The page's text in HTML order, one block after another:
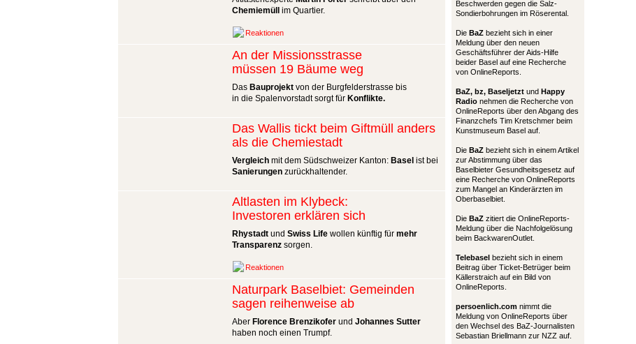
Chemiemüll
im Quartier.
Reaktionen
An der Missionsstrasse
müssen 19 Bäume weg
Das Bauprojekt von der Burgfelderstrasse bis
in die Spalenvorstadt sorgt für Konflikte.
Das Wallis tickt beim Giftmüll anders
als die Chemiestadt
Vergleich mit dem Südschweizer Kanton: Basel ist bei
Sanierungen zurückhaltender.
Altlasten im Klybeck:
Investoren erklären sich
Rhystadt und Swiss Life wollen künftig für mehr
Transparenz sorgen.
Reaktionen
Naturpark Baselbiet: Gemeinden
sagen reihenweise ab
Aber Florence Brenzikofer und Johannes Sutter
haben noch einen Trumpf.
Beschwerden gegen die Salz-
Sondierbohrungen im Röserental.
Die BaZ bezieht sich in einer
Meldung über den neuen
Geschäftsführer der Aids-Hilfe
beider Basel auf eine Recherche
von OnlineReports.
BaZ, bz, Baseljetzt und Happy
Radio nehmen die Recherche von
OnlineReports über den Abgang des
Finanzchefs Tim Kretschmer beim
Kunstmuseum Basel auf.
Die BaZ bezieht sich in einem Artikel
zur Abstimmung über das
Baselbieter Gesundheitsgesetz auf
eine Recherche von OnlineReports
zum Mangel an Kinderärzten im
Oberbaselbiet.
Die BaZ zitiert die OnlineReports-
Meldung über die Nachfolgelösung
beim BackwarenOutlet.
Telebasel bezieht sich in einem
Beitrag über Ticket-Betrüger beim
Källerstraich auf ein Bild von
OnlineReports.
persoenlich.com nimmt die
Meldung von OnlineReports über
den Wechsel des BaZ-Journalisten
Sebastian Briellmann zur NZZ auf.